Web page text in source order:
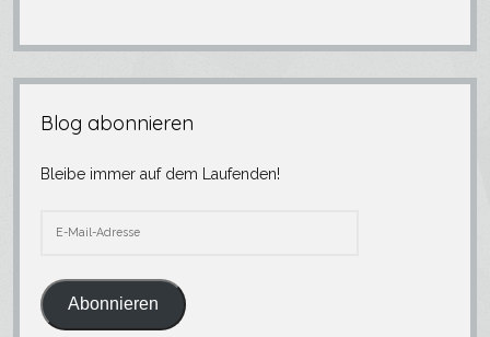
Blog abonnieren
Bleibe immer auf dem Laufenden!
Abonnieren